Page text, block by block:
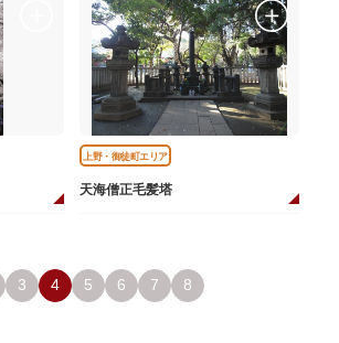
上野・御徒町エリア
天海僧正毛髪塔
3 4 5 6 7 8